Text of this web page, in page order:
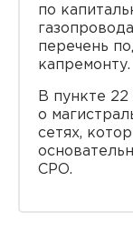
по
перечень
капремонту.
В пункте
о
сетях,
СРО.